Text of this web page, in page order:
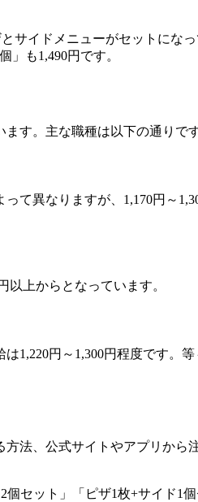
サイドメニューがセットにな
」も1,490円です。
す。主な職種は以下の通りです
て異なりますが、1,170円～
以上からとなっています。
1,220円～1,300円程度です。
法、公式サイトやアプリか
セット」「ピザ1枚+サイド1